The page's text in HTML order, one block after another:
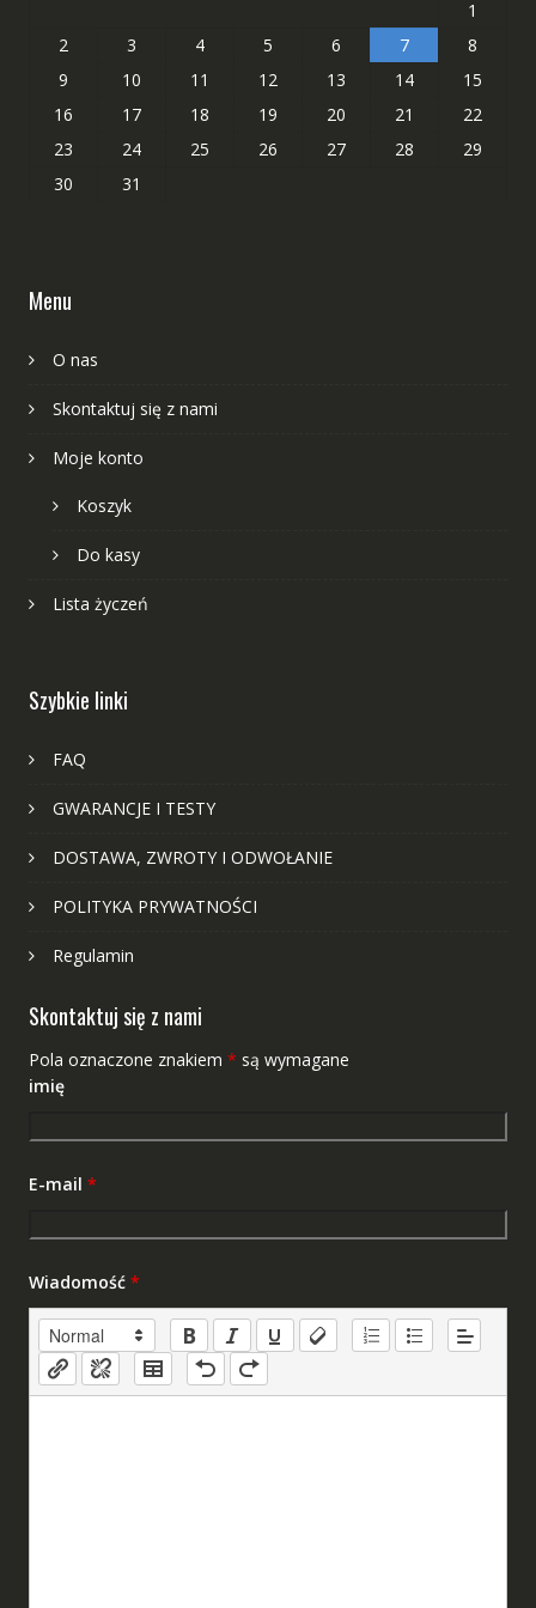
1
2
3 4 5 6 7
8
9
10 11 12 13 14
15
16
17 18 19 20 21
22
23
24 25 26 27 28
29
30
31
Menu
O nas
Skontaktuj się z nami
Moje konto
Koszyk
Do kasy
Lista życzeń
Szybkie linki
FAQ
GWARANCJE I TESTY
DOSTAWA, ZWROTY I ODWOŁANIE
POLITYKA PRYWATNOŚCI
Regulamin
Skontaktuj się z nami
Pola oznaczone znakiem * są wymagane
imię
E-mail *
Wiadomość *